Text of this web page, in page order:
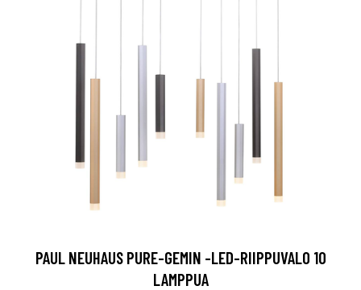
PAUL NEUHAUS PURE-GEMIN -LED-RIIPPUVALO 10
LAMPPUA